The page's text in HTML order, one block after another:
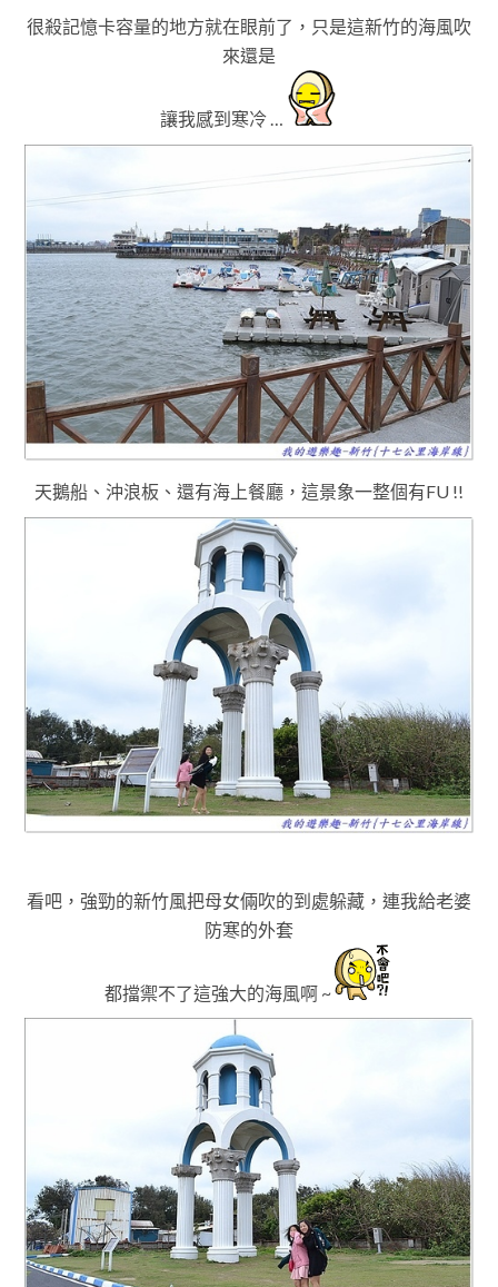
很殺記憶卡容量的地方就在眼前了 ，只是這新竹的海風吹
來還是
讓我感到寒冷 …
天鵝船 、沖浪板 、還有海上餐廳 ，這景象一整個有FU !!
看吧 ， 強勁的新竹風把母女倆吹的到處躲藏 ，連我給老婆
防寒的外套
都擋禦不了這強大的海風啊 ~